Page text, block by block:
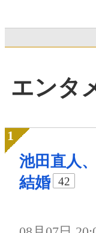
エンタ
池田直人
結婚
42